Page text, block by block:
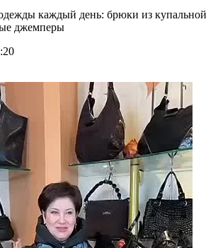
каждый день: брюки из купальной
джемперы